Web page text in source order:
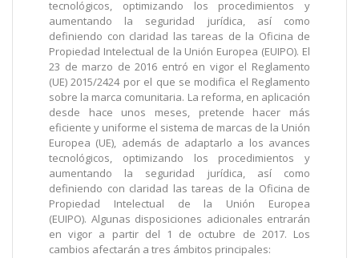
tecnológicos, optimizando los procedimientos y
aumentando la seguridad jurídica, así como
definiendo con claridad las tareas de la Oficina de
Propiedad Intelectual de la Unión Europea (EUIPO). El
23 de marzo de 2016 entró en vigor el Reglamento
(UE) 2015/2424 por el que se modifica el Reglamento
sobre la marca comunitaria. La reforma, en aplicación
desde hace unos meses, pretende hacer más
eficiente y uniforme el sistema de marcas de la Unión
Europea (UE), además de adaptarlo a los avances
tecnológicos, optimizando los procedimientos y
aumentando la seguridad jurídica, así como
definiendo con claridad las tareas de la Oficina de
Propiedad Intelectual de la Unión Europea
(EUIPO). Algunas disposiciones adicionales entrarán
en vigor a partir del 1 de octubre de 2017. Los
cambios afectarán a tres ámbitos principales: